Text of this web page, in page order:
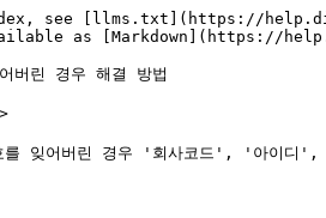
see [llms.txt](https://
as [Markdown](https://
버린 경우 해결 방법
를 잊어버린 경우 '회사코드', '아이디